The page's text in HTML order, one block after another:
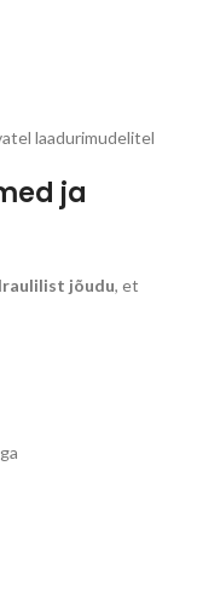
laadurimudelitel
ja
jõudu, et